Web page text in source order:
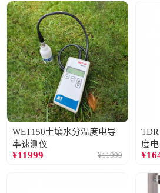
WET150土壤水分温度电导
率速测仪
¥11999 ¥11999
度
¥